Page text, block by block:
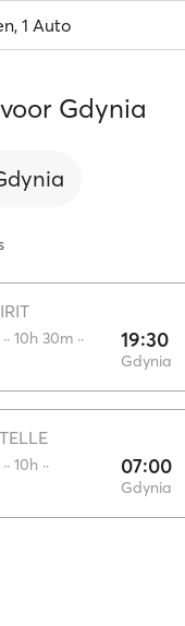
1 Auto
Gdynia
·· 10h 30m ·· 19:30
Gdynia
·· 10h ·· 07:00
Gdynia